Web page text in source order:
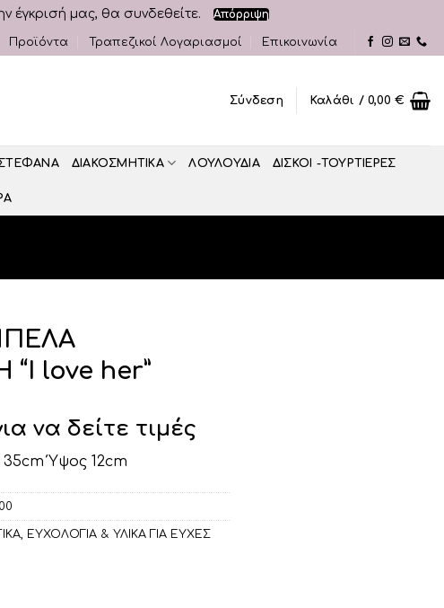
έγκρισή μας, θα συνδεθείτε. Απόρριψη
Προϊόντα Τραπεζικοί Λογαριασμοί Επικοινωνία
Σύνδεση Καλάθι /0,00€
ΔΙΑΚΟΣΜΗΤΙΚA ΛΟΥΛΟΥΔΙΑ ΔΙΣΚΟΙ -ΤΟΥΡΤΙΕΡΕΣ
love her”
να δείτε τιμές
Ύψος 12cm
, ΕΥΧΟΛΟΓΙΑ & ΥΛΙΚΑ ΓΙΑ ΕΥΧΕΣ